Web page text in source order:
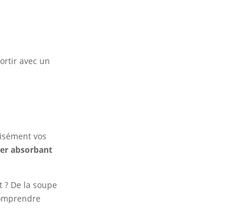
avec un
vos
absorbant
De la soupe